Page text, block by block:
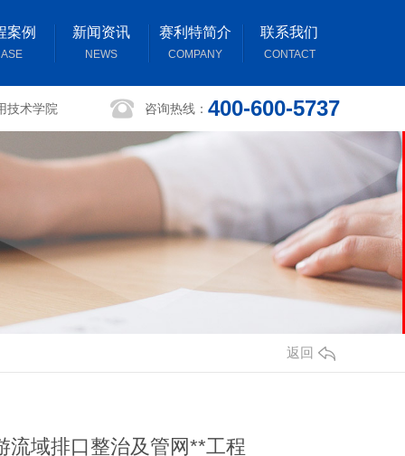
案例 新闻资讯
NEWS
赛利特简介
COMPANY
联系我们
CONTACT
技术学院 咨询热线： 400-600-5737
返回
流域排口整治及管网**工程